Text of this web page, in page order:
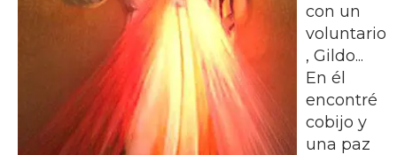
con un
voluntario
, Gildo...
En él
encontré
cobijo y
una paz